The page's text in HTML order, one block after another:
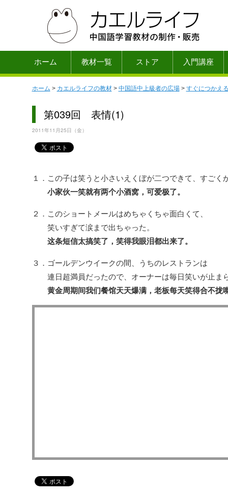
ホーム 教材一覧 ストア 入門講座
ホーム > カエルライフの教材> 中国語中上級者の広場> すぐにつかえ
第039回 表情(1)
2011年11月25日（金）
１．この子は笑うと小さいえくぼが二つできて、すごく
小家伙一笑就有两个小酒窝，可爱极了。
２．このショートメールはめちゃくちゃ面白くて、
笑いすぎて涙まで出ちゃった。
这条短信太搞笑了，笑得我眼泪都出来了。
３．ゴールデンウイークの間、うちのレストランは
連日超満員だったので、オーナーは毎日笑いが止ま
黄金周期间我们餐馆天天爆满，老板每天笑得合不拢